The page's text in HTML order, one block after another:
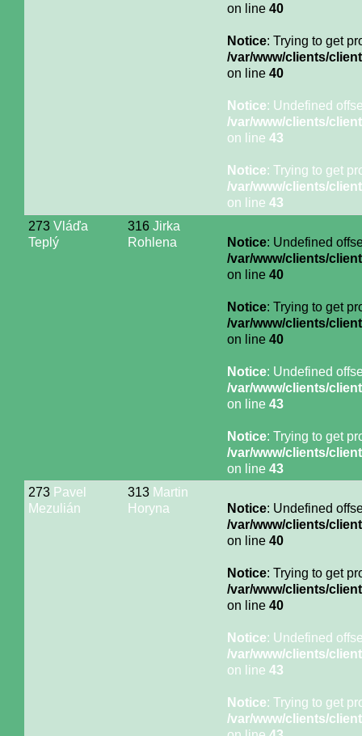
on line 40
Notice: Trying to get
/var/www/clients/
on line 40
Notice: Undefined
/var/www/clients/
on line 43
Notice: Trying to get
/var/www/clients/
on line 43
273 Vláďa
Teplý
316 Jirka
Rohlena
Notice: Undefined
/var/www/clients/
on line 40
Notice: Trying to get
/var/www/clients/
on line 40
Notice: Undefined
/var/www/clients/
on line 43
Notice: Trying to get
/var/www/clients/
on line 43
273 Pavel
Mezulián
313 Martin
Horyna
Notice: Undefined
/var/www/clients/
on line 40
Notice: Trying to get
/var/www/clients/
on line 40
Notice: Undefined
/var/www/clients/
on line 43
Notice: Trying to get
/var/www/clients/